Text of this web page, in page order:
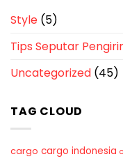
Style (5)
Tips Seputar
Uncategorized (45)
TAG CLOUD
cargo cargo indonesia